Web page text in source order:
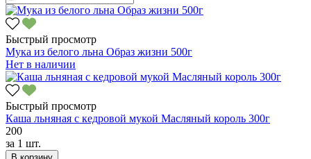
Быстрый просмотр
Мука из белого льна Образ жизни 500г
Нет в наличии
Быстрый просмотр
Каша льняная с кедровой мукой Масляный король 300г
200
за 1 шт.